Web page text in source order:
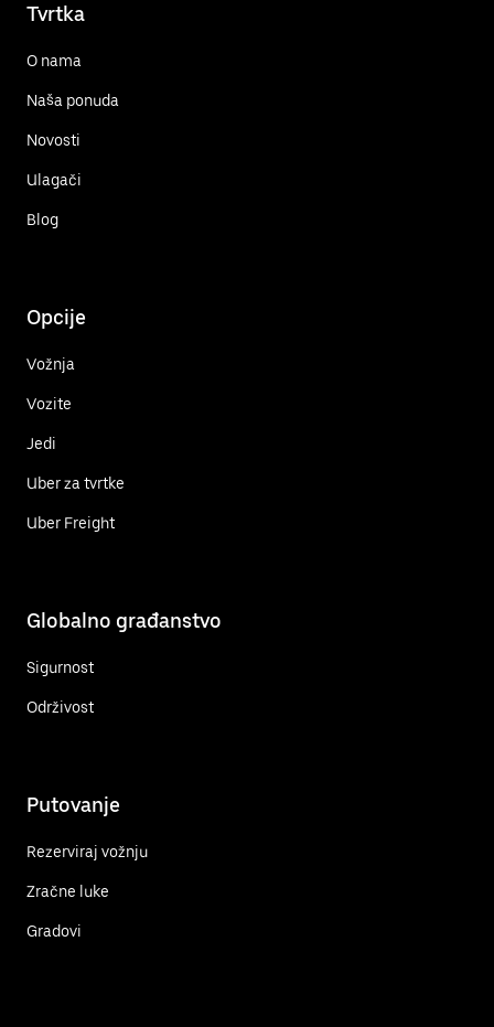
Tvrtka
O nama
Naša ponuda
Novosti
Ulagači
Blog
Opcije
Vožnja
Vozite
Jedi
Uber za tvrtke
Uber Freight
Globalno građanstvo
Sigurnost
Održivost
Putovanje
Rezerviraj vožnju
Zračne luke
Gradovi